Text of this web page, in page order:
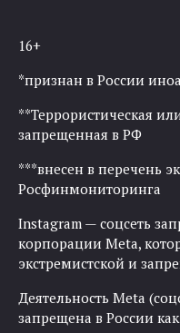
16+
*признан в России
**Террористическая
запрещенная в РФ
***внесен в перечень
Росфинмониторинга
Instagram — соцсеть
корпорации Meta,
экстремистской и
Деятельность Meta
запрещена в России